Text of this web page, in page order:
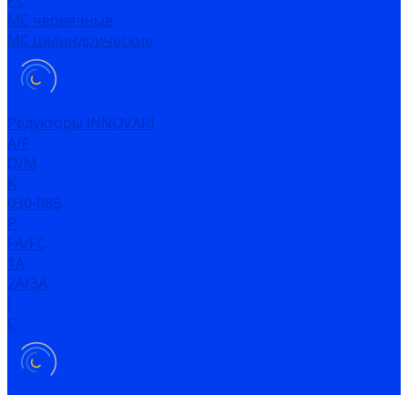
MC червячные
MC цилиндрические
Редукторы INNOVARI
A/F
D/M
K
030-085
P
FA/FC
1A
2A/3A
I
C